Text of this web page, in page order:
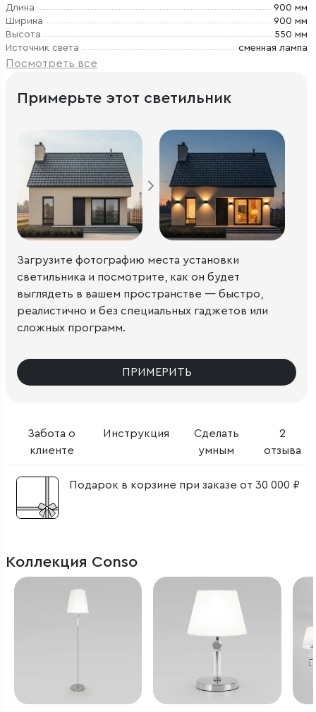
Длина
900 мм
Ширина
900 мм
Высота
550 мм
Источник света
сменная лампа
Посмотреть все
Забота о
клиенте
Инструкция
Сделать
умным
2
отзыва
Подарок в корзине при заказе от 30 000 ₽
Примерьте этот светильник
Загрузите фотографию места установки
светильника и посмотрите, как он будет
выглядеть в вашем пространстве — быстро,
реалистично и без специальных гаджетов или
сложных программ.
ПРИМЕРИТЬ
Коллекция Conso